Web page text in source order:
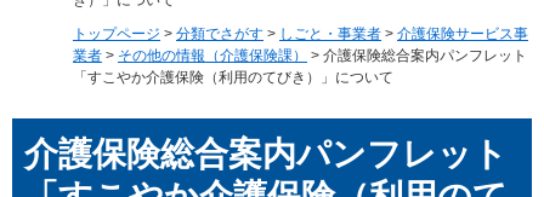
トップページ > 分類でさがす > しごと・事業者 > 介護保険サービス事
業者 > その他の情報（介護保険課） > 介護保険総合案内パンフレット
「すこやか介護保険（利用のてびき）」について
文介護保険総合案内パンフレット